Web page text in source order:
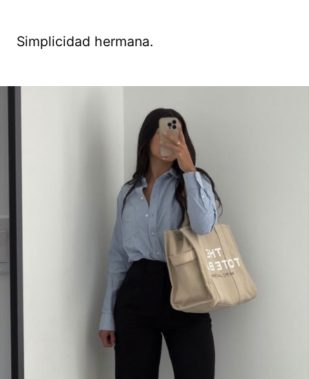
Simplicidad hermana.